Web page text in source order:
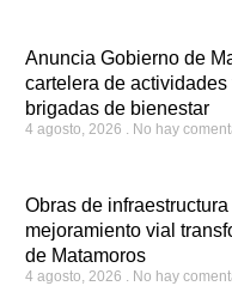
Anuncia Gobierno de
cartelera de
brigadas de bienestar
4 agosto, 2026 No hay
Obras de infraestructura
mejoramiento vial
de Matamoros
4 agosto, 2026 No hay